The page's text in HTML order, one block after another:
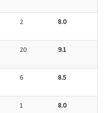
2 8.0
20 9.1
6 8.5
1 8.0